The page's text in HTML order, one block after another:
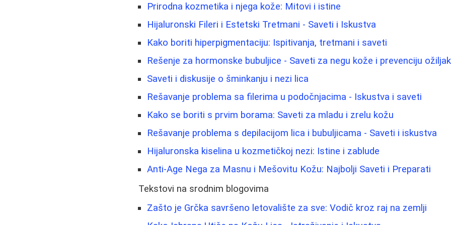
Prirodna kozmetika i njega kože: Mitovi i istine
Hijaluronski Fileri i Estetski Tretmani - Saveti i Iskustva
Kako boriti hiperpigmentaciju: Ispitivanja, tretmani i saveti
Rešenje za hormonske bubuljice - Saveti za negu kože i prevenciju
Saveti i diskusije o šminkanju i nezi lica
Rešavanje problema sa filerima u podočnjacima - Iskustva i saveti
Kako se boriti s prvim borama: Saveti za mladu i zrelu kožu
Rešavanje problema s depilacijom lica i bubuljicama - Saveti i iskustva
Hijaluronska kiselina u kozmetičkoj nezi: Istine i zablude
Anti-Age Nega za Masnu i Mešovitu Kožu: Najbolji Saveti i Preparati
Tekstovi na srodnim blogovima
Zašto je Grčka savršeno letovalište za sve: Vodič kroz raj na zemlji